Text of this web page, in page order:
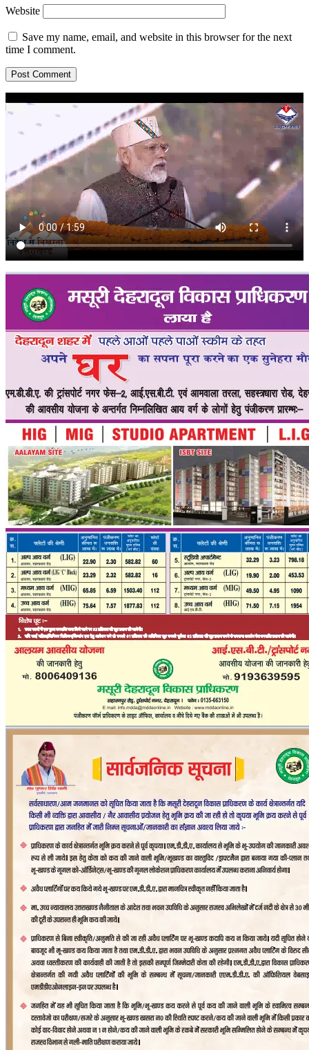
Website
Save my name, email, and website in this browser for the next
time I comment.